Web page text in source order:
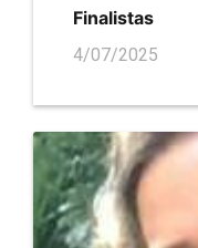
Finalistas
4/07/2025